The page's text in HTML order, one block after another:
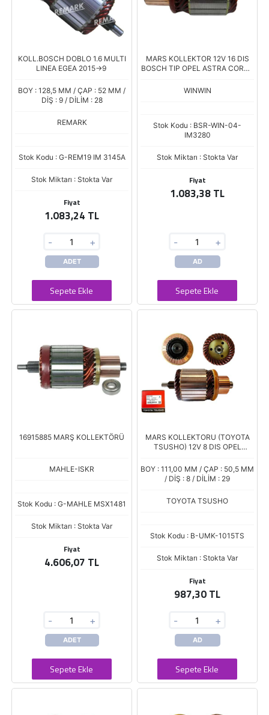
KOLL.BOSCH DOBLO 1.6 MULTI
LINEA EGEA 2015->9
BOY : 128,5 MM / ÇAP : 52 MM /
DİŞ : 9 / DİLİM : 28
REMARK
Stok Kodu : G-REM19 IM 3145A
Stok Miktarı : Stokta Var
Fiyat
1.083,24 TL
- +
ADET
Sepete Ekle
MARS KOLLEKTOR 12V 16 DIS
BOSCH TIP OPEL ASTRA CORSA
WINWIN
Stok Kodu : BSR-WIN-04-
IM3280
Stok Miktarı : Stokta Var
Fiyat
1.083,38 TL
- +
AD
Sepete Ekle
16915885 MARŞ KOLLEKTÖRÜ
MAHLE-ISKR
Stok Kodu : G-MAHLE MSX1481
Stok Miktarı : Stokta Var
Fiyat
4.606,07 TL
- +
ADET
Sepete Ekle
MARS KOLLEKTORU (TOYOTA
TSUSHO) 12V 8 DIS OPEL
ALBEA 1.2
BOY : 111,00 MM / ÇAP : 50,5 MM
/ DİŞ : 8 / DİLİM : 29
TOYOTA TSUSHO
Stok Kodu : B-UMK-1015TS
Stok Miktarı : Stokta Var
Fiyat
987,30 TL
- +
AD
Sepete Ekle